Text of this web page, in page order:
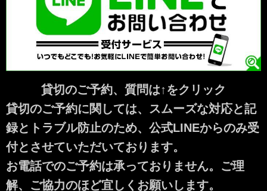
貸切のご予約、質問は↑をクリック
貸切のご予約に関しては、スムーズな対応と記
録とトラブル防止のため、公式LINEからのみ受
付とさせていただいております。
お電話でのご予約は承っておりません。ご理
解、ご協力のほど宜しくお願いします。